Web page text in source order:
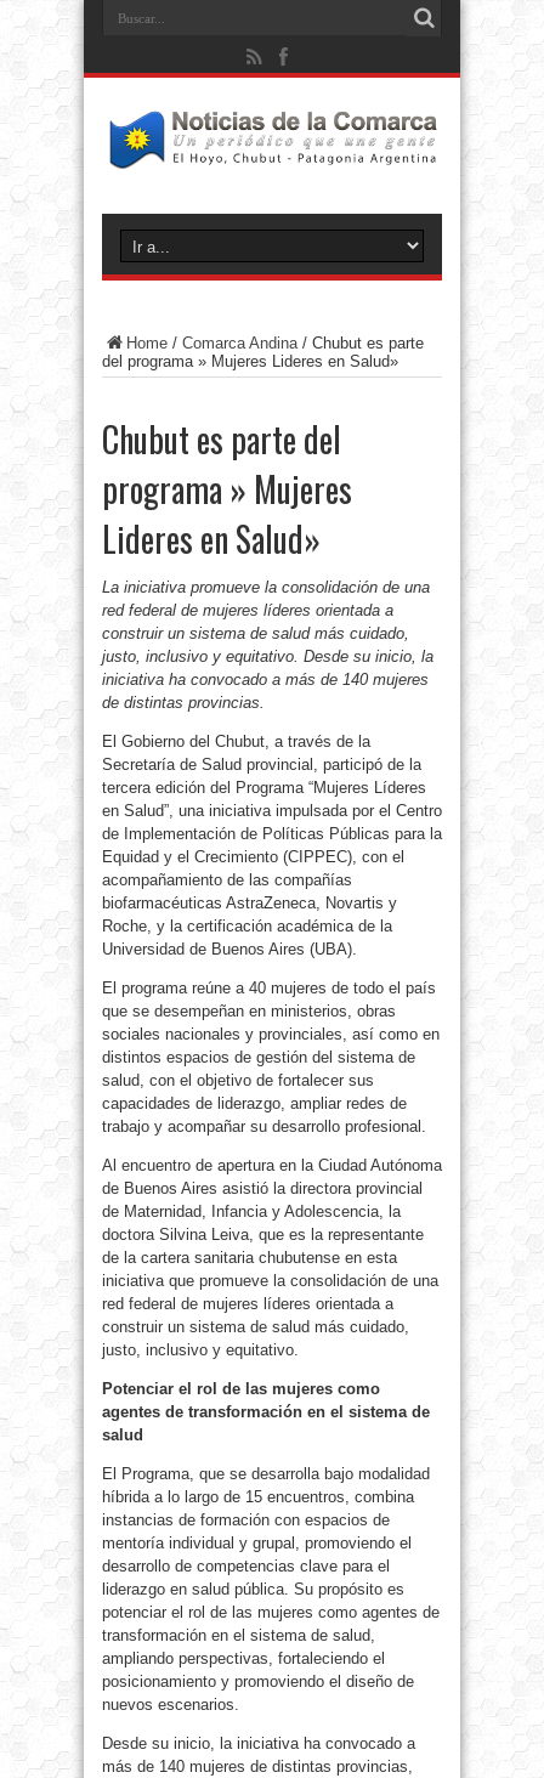
Home / Comarca Andina/ Chubut es parte
del programa » Mujeres Lideres en Salud»
Chubut es parte del
programa » Mujeres
Lideres en Salud»
La iniciativa promueve la consolidación de una
red federal de mujeres líderes orientada a
construir un sistema de salud más cuidado,
justo, inclusivo y equitativo. Desde su inicio, la
iniciativa ha convocado a más de 140 mujeres
de distintas provincias.
El Gobierno del Chubut, a través de la
Secretaría de Salud provincial, participó de la
tercera edición del Programa “Mujeres Líderes
en Salud”, una iniciativa impulsada por el Centro
de Implementación de Políticas Públicas para la
Equidad y el Crecimiento (CIPPEC), con el
acompañamiento de las compañías
biofarmacéuticas AstraZeneca, Novartis y
Roche, y la certificación académica de la
Universidad de Buenos Aires (UBA).
El programa reúne a 40 mujeres de todo el país
que se desempeñan en ministerios, obras
sociales nacionales y provinciales, así como en
distintos espacios de gestión del sistema de
salud, con el objetivo de fortalecer sus
capacidades de liderazgo, ampliar redes de
trabajo y acompañar su desarrollo profesional.
Al encuentro de apertura en la Ciudad Autónoma
de Buenos Aires asistió la directora provincial
de Maternidad, Infancia y Adolescencia, la
doctora Silvina Leiva, que es la representante
de la cartera sanitaria chubutense en esta
iniciativa que promueve la consolidación de una
red federal de mujeres líderes orientada a
construir un sistema de salud más cuidado,
justo, inclusivo y equitativo.
Potenciar el rol de las mujeres como
agentes de transformación en el sistema de
salud
El Programa, que se desarrolla bajo modalidad
híbrida a lo largo de 15 encuentros, combina
instancias de formación con espacios de
mentoría individual y grupal, promoviendo el
desarrollo de competencias clave para el
liderazgo en salud pública. Su propósito es
potenciar el rol de las mujeres como agentes de
transformación en el sistema de salud,
ampliando perspectivas, fortaleciendo el
posicionamiento y promoviendo el diseño de
nuevos escenarios.
Desde su inicio, la iniciativa ha convocado a
más de 140 mujeres de distintas provincias,